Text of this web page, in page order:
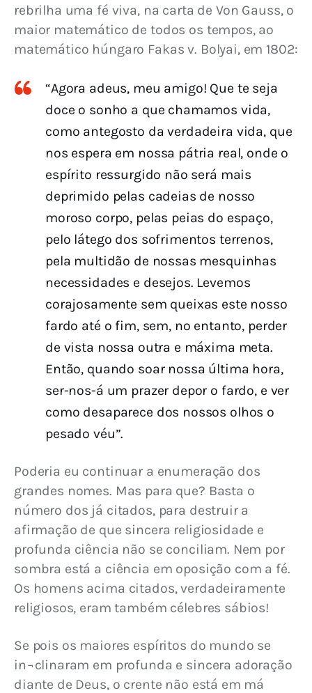
rebrilha uma fé viva, na carta de Von Gauss, o
maior matemático de todos os tempos, ao
matemático húngaro Fakas v. Bolyai, em 1802:
“Agora adeus, meu amigo! Que te seja
doce o sonho a que chamamos vida,
como antegosto da verdadeira vida, que
nos espera em nossa pátria real, onde o
espírito ressurgido não será mais
deprimido pelas cadeias de nosso
moroso corpo, pelas peias do espaço,
pelo látego dos sofrimentos terrenos,
pela multidão de nossas mesquinhas
necessidades e desejos. Levemos
corajosamente sem queixas este nosso
fardo até o fim, sem, no entanto, perder
de vista nossa outra e máxima meta.
Então, quando soar nossa última hora,
ser-nos-á um prazer depor o fardo, e ver
como desaparece dos nossos olhos o
pesado véu”.
Poderia eu continuar a enumeração dos
grandes nomes. Mas para que? Basta o
número dos já citados, para destruir a
afirmação de que sincera religiosidade e
profunda ciência não se conciliam. Nem por
sombra está a ciência em oposição com a fé.
Os homens acima citados, verdadeiramente
religiosos, eram também célebres sábios!
Se pois os maiores espíritos do mundo se
in¬clinaram em profunda e sincera adoração
diante de Deus, o crente não está em má